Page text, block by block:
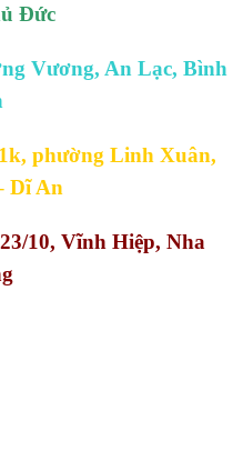
Đức
Vương, An Lạc, Bình
phường Linh Xuân,
Dĩ An
10, Vĩnh Hiệp, Nha